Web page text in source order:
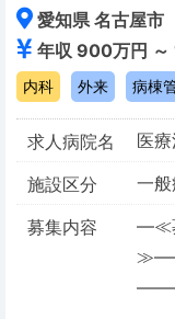
愛知県 名古屋市
年収 900万円 ～
内科 外来 病棟
求人病院名
医
施設区分
一
募集内容
―≪